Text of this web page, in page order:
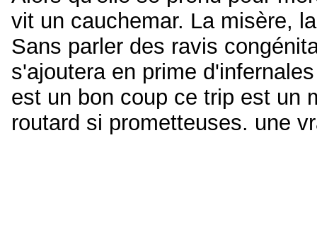
vit un cauchemar. La misère,
Sans parler des ravis
s'ajoutera en prime
est un bon coup ce trip est un
routard si prometteuses. une